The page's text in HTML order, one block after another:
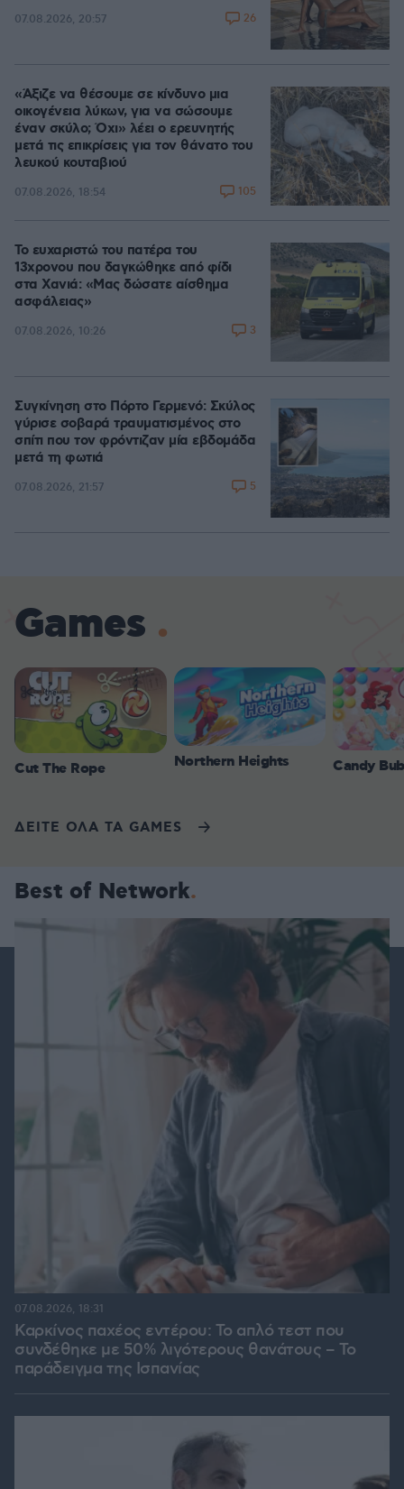
07.08.2026, 20:57 26
«Άξιζε να θέσουμε σε κίνδυνο μια
οικογένεια λύκων, για να σώσουμε
έναν σκύλο; Όχι» λέει ο ερευνητής
μετά τις επικρίσεις για τον θάνατο του
λευκού κουταβιού
07.08.2026, 18:54 105
Το ευχαριστώ του πατέρα του
13χρονου που δαγκώθηκε από φίδι
στα Χανιά: «Μας δώσατε αίσθημα
ασφάλειας»
07.08.2026, 10:26 3
Συγκίνηση στο Πόρτο Γερμενό: Σκύλος
γύρισε σοβαρά τραυματισμένος στο
σπίτι που τον φρόντιζαν μία εβδομάδα
μετά τη φωτιά
07.08.2026, 21:57 5
Games
Cut The Rope Northern Heights Candy
ΔΕΙΤΕ ΟΛΑ ΤΑ GAMES
Best of Network
Καρκίνος παχέος εντέρου: Το απλό τεστ που
συνδέθηκε με 50% λιγότερους θανάτους – Το
παράδειγμα της Ισπανίας
07.08.2026, 18:31